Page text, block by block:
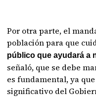
Por otra parte, el
población para que
público que ayudará a
señaló, que se debe
es fundamental, ya
significativo del